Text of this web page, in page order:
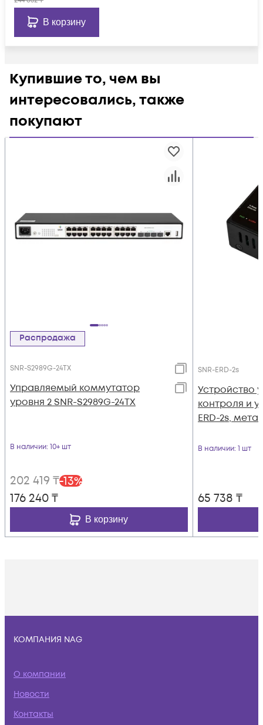
В корзину
Купившие то, чем вы
интересовались, также
покупают
Распродажа
SNR-S2989G-24TX
Управляемый коммутатор
уровня 2 SNR-S2989G-24TX
В наличии: 10+ шт
202 419 ₸-13%
176 240₸
В корзину
SNR-ERD-2s
Устройство
контроля и
ERD-2s,
В наличии: 1 шт
65 738 ₸
КОМПАНИЯ NAG
О компании
Новости
Контакты